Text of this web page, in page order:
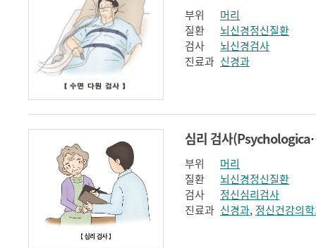
부위
머리
질환
뇌신경정신질환
검사
뇌신경검사
진료과 신경과
심리 검
부위
머리
질환
뇌신경정신질환
검사
정신심리검사
진료과 신경과, 정신건강의